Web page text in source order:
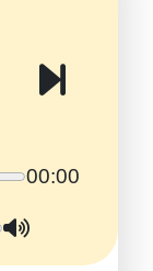
00:00